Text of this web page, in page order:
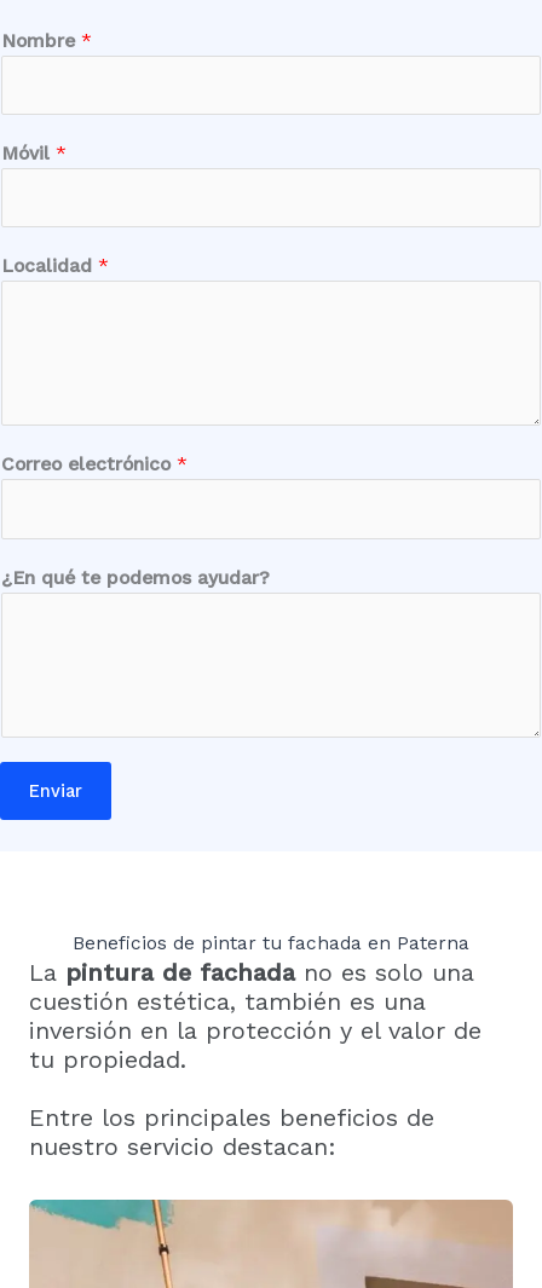
Nombre *
Móvil *
Localidad *
Correo electrónico *
e
u
é
¿En qué te podemos ayudar?
Enviar
Beneficios de pintar tu fachada en Paterna
La pintura de fachadano es solo una
cuestión estética, también es una
inversión en la protección y el valor de
tu propiedad.
Entre los principales beneficios de
nuestro servicio destacan: